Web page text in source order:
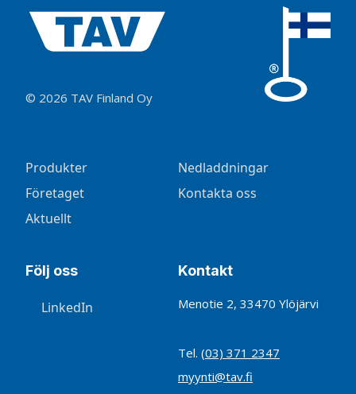
© 2026 TAV Finland Oy
Produkter
Företaget
Aktuellt
Nedladdningar
Kontakta oss
Följ oss
LinkedIn
Kontakt
Menotie 2, 33470 Ylöjärvi
Tel. (03) 371 2347
myynti@tav.fi